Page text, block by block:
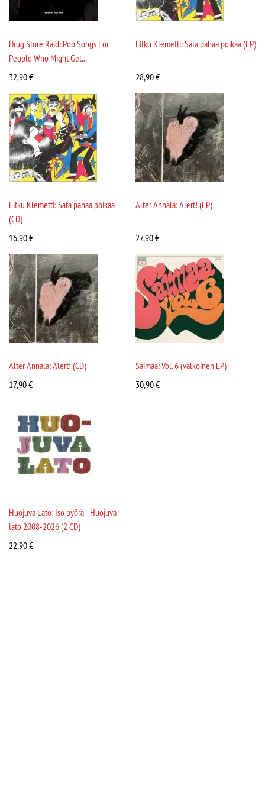
Drug Store Raid: Pop Songs For
People Who Might Get...
32,90€
Litku Klemetti: Sata pahaa poikaa (LP)
28,90€
Litku Klemetti: Sata pahaa poikaa
(CD)
16,90€
Alter Annala: Alert! (LP)
27,90€
Alter Annala: Alert! (CD)
17,90€
Saimaa: Vol. 6 (valkoinen LP)
30,90€
Huojuva Lato: Iso pyörä - Huojuva
lato 2008-2026 (2 CD)
22,90€